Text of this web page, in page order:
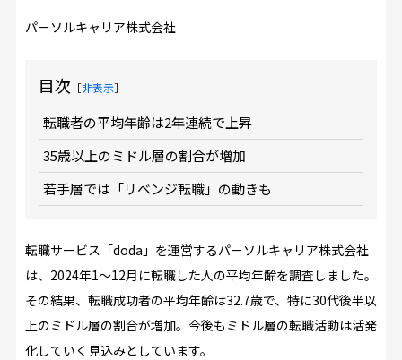
パーソルキャリア株式会社
目次 ［非表示］
転職者の平均年齢は2年連続で上昇
35歳以上のミドル層の割合が増加
若手層では「リベンジ転職」の動きも
転職サービス「doda」を運営するパーソルキャリア株式会社
は、2024年1～12月に転職した人の平均年齢を調査しました。
その結果、転職成功者の平均年齢は32.7歳で、特に30代後半以
上のミドル層の割合が増加。今後もミドル層の転職活動は活発
化していく見込みとしています。